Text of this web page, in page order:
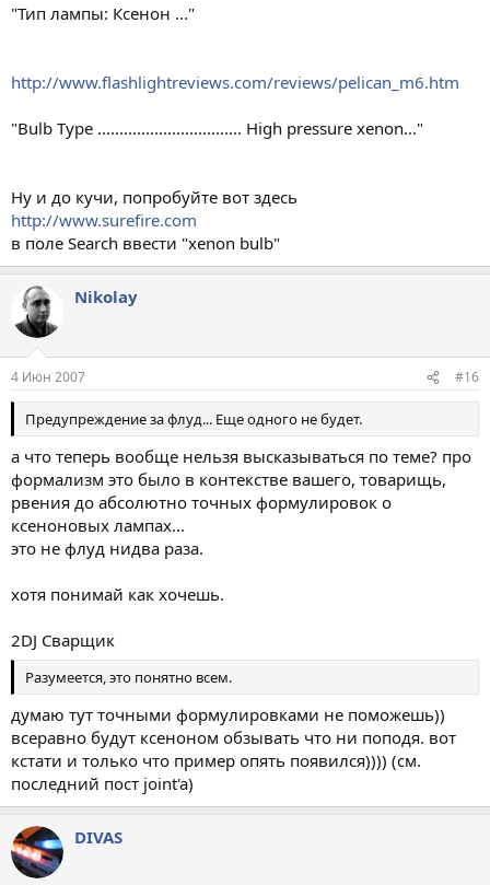
"Тип лампы: Ксенон ..."
http://www.flashlightreviews.com/reviews/pelican_m6.htm
"Bulb Type ................................. High pressure xenon..."
Ну и до кучи, попробуйте вот здесь
http://www.surefire.com
в поле Search ввести "xenon bulb"
Nikolay
4 Июн 2007 #16
Предупреждение за флуд... Еще одного не будет.
а что теперь вообще нельзя высказываться по теме? про
формализм это было в контекстве вашего, товарищь,
рвения до абсолютно точных формулировок о
ксеноновых лампах...
это не флуд нидва раза.
хотя понимай как хочешь.
2DJ Сварщик
Разумеется, это понятно всем.
думаю тут точными формулировками не поможешь))
всеравно будут ксеноном обзывать что ни поподя. вот
кстати и только что пример опять появился)))) (см.
последний пост joint'a)
DIVAS